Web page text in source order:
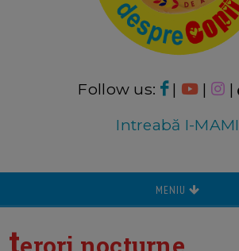
Follow us: | | |
Intreabă I-MAMI
MENIU
t